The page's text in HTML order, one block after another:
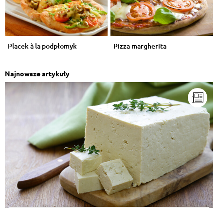
Placek à la podpłomyk Pizza margherita
Najnowsze artykuły